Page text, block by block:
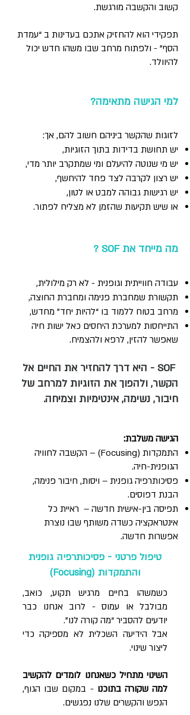
קשוב והקשבה מורגשת.
תפקידי הוא להחזיק אתכם בעדינות ב “עמדת
הסף" - ולפתוח מרחב שבו משהו חדש יכול
להיוולד.
למי הגישה מתאימה?
לזוגות שהקשר ביניהם חשוב להם, אך:
יש תחושת בדידות בתוך הזוגיות,
יש מי שנוטה להיעלם ומי שמתקרב יותר מדי,
יש רצון לקרבה לצד פחד להיחשף,
יש רגישות גבוהה למבט או לטון,
או שיש תקיעות שהזמן לא מצליח לפתור.
מה מייחד את SOF ?
עבודה חווייתית וגופנית - לא רק מילולית,
תקשורת שמחברת פנימה ומחברת החוצה,
מרחב בטוח ללמוד בו “להיות יחד” מחדש,
התייחסות למערכת היחסים כאל ישות חיה
שאפשר להזין, לרפא ולהצמיח​.
SOF - היא דרך להחזיר את החיים אל
הקשר, ולהפוך את הזוגיות למרחב של
חיבור, נשימה, אינטימיות וצמיחה.
הגישה משלבת:
התמקדות (Focusing) – הקשבה לחוויה
הגופנית-חיה.
פסיכותרפיה גופנית – ויסות, חיבור פנימה,
הבנת דפוסים.
תפיסה בין-אישית חדשה – ראיית כל
אינטראקציה כשדה משותף שבו נוצרת
אפשרות חדשה.
טיפול פרטני - פסיכותרפיה גופנית
והתמקדות (Focusing)
כשמשהו בחיים מרגיש תקוע, כואב,
מבולבל או עמוס - לרוב אנחנו כבר
יודעים להסביר “מה קורה לנו”.
אבל הידיעה השכלית לא מספיקה כדי
ליצור שינוי.
השינוי מתחיל כשאנחנו לומדים להקשיב
למה שקורה בתוכנו - במקום שבו הגוף,
הנפש והקשרים שלנו נפגשים.